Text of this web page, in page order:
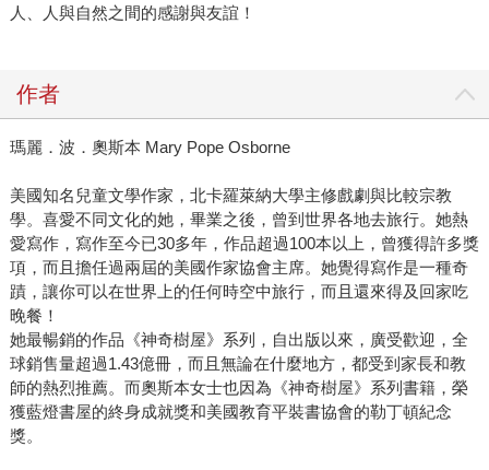
人、人與自然之間的感謝與友誼！
作者
瑪麗．波．奧斯本 Mary Pope Osborne
美國知名兒童文學作家，北卡羅萊納大學主修戲劇與比較宗教
學。喜愛不同文化的她，畢業之後，曾到世界各地去旅行。她熱
愛寫作，寫作至今已30多年，作品超過100本以上，曾獲得許多獎
項，而且擔任過兩屆的美國作家協會主席。她覺得寫作是一種奇
蹟，讓你可以在世界上的任何時空中旅行，而且還來得及回家吃
晚餐！
她最暢銷的作品《神奇樹屋》系列，自出版以來，廣受歡迎，全
球銷售量超過1.43億冊，而且無論在什麼地方，都受到家長和教
師的熱烈推薦。而奧斯本女士也因為《神奇樹屋》系列書籍，榮
獲藍燈書屋的終身成就獎和美國教育平裝書協會的勒丁頓紀念
獎。